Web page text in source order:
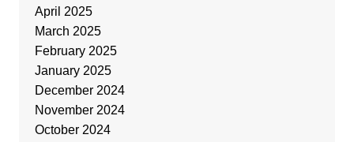
April 2025
March 2025
February 2025
January 2025
December 2024
November 2024
October 2024